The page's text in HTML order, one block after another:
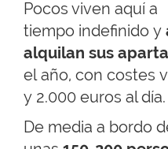
Pocos viven aquí a
tiempo indefinido y
alquilan sus
el año, con costes
y 2.000 euros al día.
De media a bordo